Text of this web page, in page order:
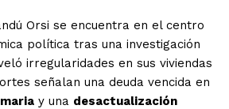
Orsi se encuentra en el centro
política tras una investigación
irregularidades en sus viviendas
señalan una deuda vencida en
y una desactualización